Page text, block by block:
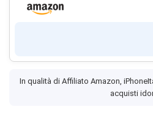
In qualità di Affiliato Amazon,
acquisti